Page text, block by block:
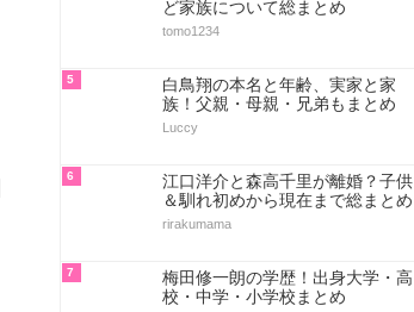
ど家族について総まとめ
tomo1234
5
白鳥翔の本名と年齢、実家と家
族！父親・母親・兄弟もまとめ
Luccy
6
江口洋介と森高千里が離婚？子供
＆馴れ初めから現在まで総まとめ
rirakumama
7
梅田修一朗の学歴！出身大学・高
校・中学・小学校まとめ